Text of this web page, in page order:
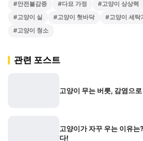
#안전불감증 #다묘 가정 #고양이 상상력
#고양이 실 #고양이 혓바닥 #고양이 세탁
#고양이 청소
관련 포스트
고양이 무는 버릇, 감염으
고양이가 자꾸 우는 이유
다!